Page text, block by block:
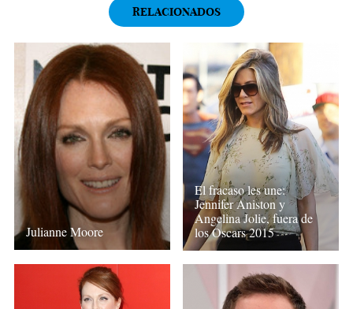
RELACIONADOS
Julianne Moore
El fracaso les une:
Jennifer Aniston y
Angelina Jolie, fuera de
los Oscars 2015